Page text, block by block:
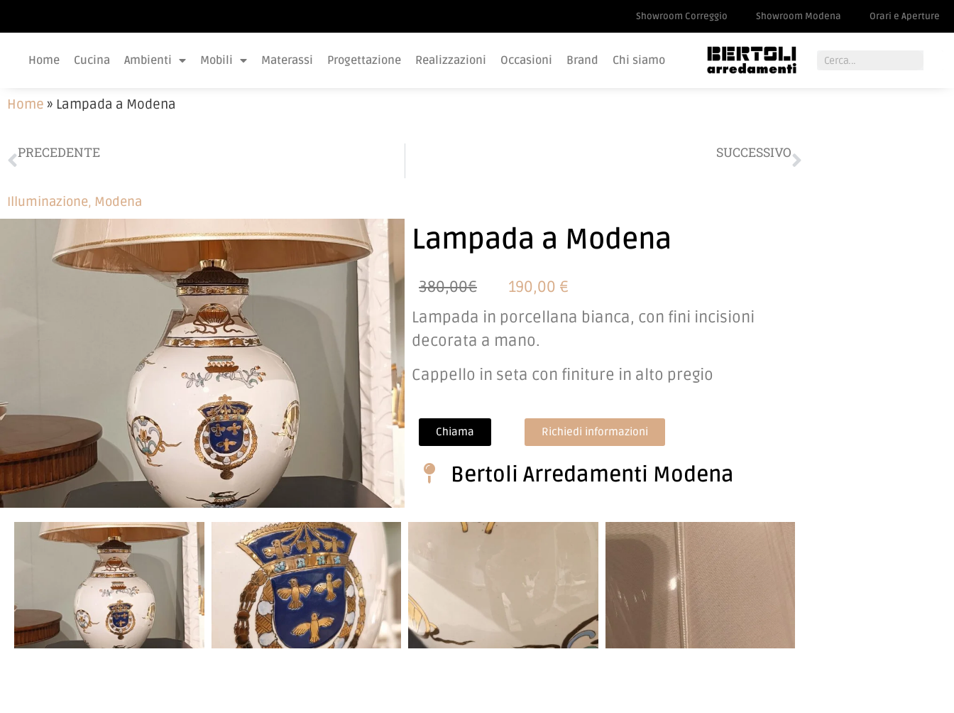
Showroom Correggio Showroom Modena Orari e Aperture
Home Cucina Ambienti Mobili Materassi Progettazione Realizzazioni Occasioni Brand Chi siamo
Home » Lampada a Modena
PRECEDENTE SUCCESSIVO
Illuminazione, Modena
Lampada a Modena
380,00€
190,00 €
Lampada in porcellana bianca, con fini incisioni
decorata a mano.
Cappello in seta con finiture in alto pregio
Chiama Richiedi informazioni
Bertoli Arredamenti Modena